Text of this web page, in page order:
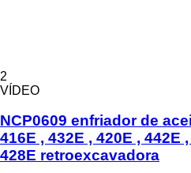
2
VÍDEO
NCP0609 enfriador de
416E , 432E , 420E , 442E
428E retroexcavadora